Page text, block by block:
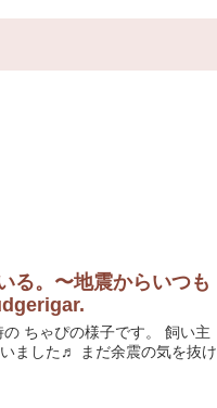
る。〜地震からいつも
ちゃぴの様子です。 飼い主
ました♬ まだ余震の気を抜け